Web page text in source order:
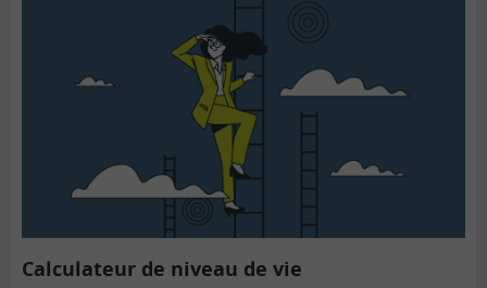
Calculateur de niveau de vie